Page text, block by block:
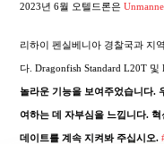
2023년 6월 오텔드론은
리하이 펜실베니아 경찰국과 지
다. Dragonfish Standard L20T 및
놀라운 기능을 보여주었습니다.
여하는 데 자부심을 느낍니다.
데이트를 계속 지켜봐 주십시오.